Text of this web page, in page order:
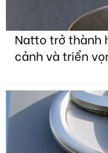
Natto trở thành
cảnh và triển